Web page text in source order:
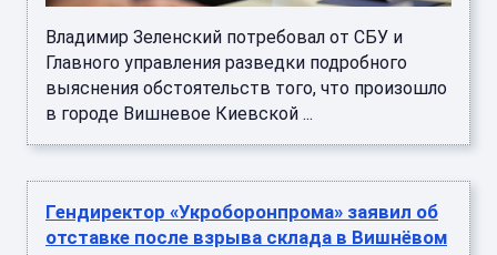
Владимир Зеленский потребовал от СБУ и
Главного управления разведки подробного
выяснения обстоятельств того, что произошло
в городе Вишневое Киевской ...
Гендиректор «Укроборонпрома» заявил об
отставке после взрыва склада в Вишнёвом